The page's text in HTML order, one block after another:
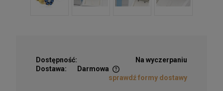
Dostępność:
Na wyczerpaniu
Dostawa:
Darmowa
Cena nie zawiera ewentualnych kosztów płatności
sprawdź formy dostawy